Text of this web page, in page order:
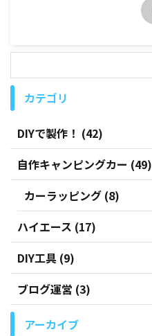
カテゴリ
DIYで製作！ (42)
自作キャンピングカー (49)
カーラッピング (8)
ハイエース (17)
DIY工具 (9)
ブログ運営 (3)
アーカイブ